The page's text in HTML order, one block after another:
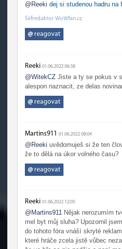
@Reeki dej si studenou hadru na
Šéfredaktor WoWfan.cz
@reagovat
Reeki 01.06.2022 06:38
@WitekCZ Jiste a ty se pokus v
alespon naznacit, ze delas
@reagovat
Martins911 01.06.2022 08:04
@Reeki uvědomuješ si že ten
že to dělá na úkor volného času?
@reagovat
Reeki 01.06.2022 12:05
@Martins911 Nějak nerozumím
mel byt můj sluha? Upozornil
do tohoto fóra vnáší skryté
které hráče zcela jistě vůbec